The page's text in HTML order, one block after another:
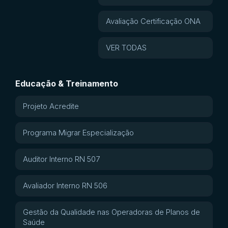
Avaliação Certificação ONA
VER TODAS
Educação & Treinamento
Projeto Acredite
Programa Migrar Especialização
Auditor Interno RN 507
Avaliador Interno RN 506
Gestão da Qualidade nas Operadoras de Planos de
Saúde